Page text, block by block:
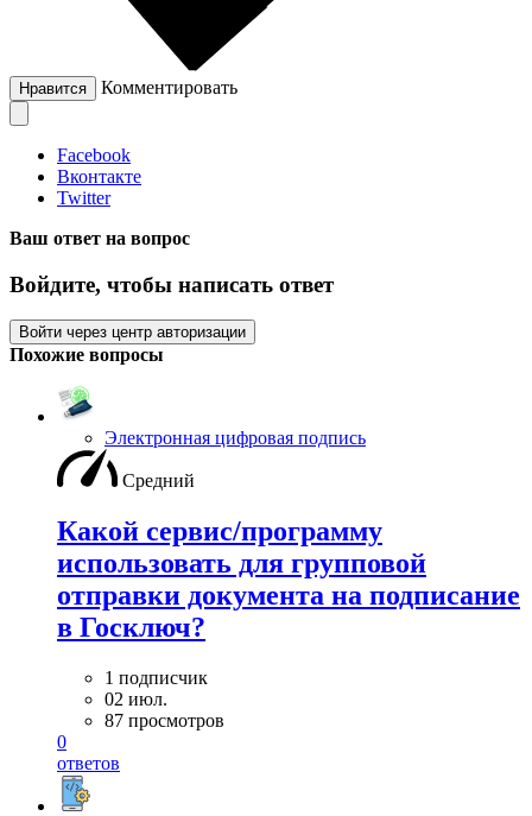
Нравится Комментировать
Facebook
Вконтакте
Twitter
Ваш ответ на вопрос
Войдите, чтобы написать ответ
Войти через центр авторизации
Похожие вопросы
Электронная цифровая подпись
Средний
Какой сервис/программу
использовать для групповой
отправки документа на подписание
в Госключ?
1 подписчик
02 июл.
87 просмотров
0
ответов